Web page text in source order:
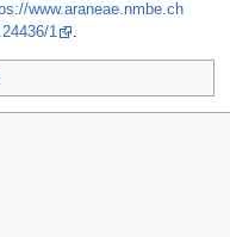
www.araneae.nmbe.ch
1 .